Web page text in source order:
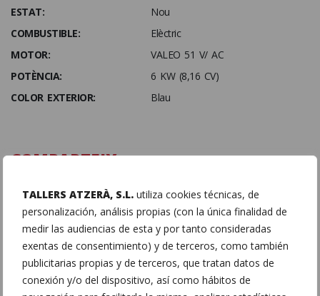
TALLERS ATZERÀ, S.L. utiliza cookies técnicas, de
personalización, análisis propias (con la única finalidad de
medir las audiencias de esta y por tanto consideradas
exentas de consentimiento) y de terceros, como también
publicitarias propias y de terceros, que tratan datos de
conexión y/o del dispositivo, así como hábitos de
ESTAT:
Nou
COMBUSTIBLE:
Elèctric
MOTOR:
VALEO 51 V/ AC
POTÈNCIA:
6 KW (8,16 CV)
COLOR EXTERIOR:
Blau
COMPARTEIX
0 0